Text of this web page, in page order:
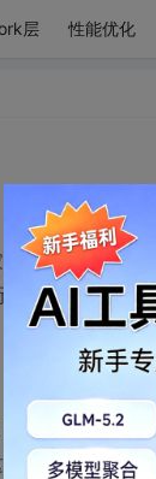
层 性能优化
忙：
出来的列表项。
imageview